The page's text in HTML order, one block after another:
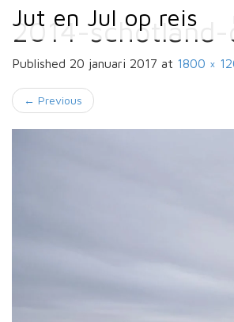
Jut en Jul op reis
2014-schotland-
Published 20 januari 2017 at 1800 ×
← Previous